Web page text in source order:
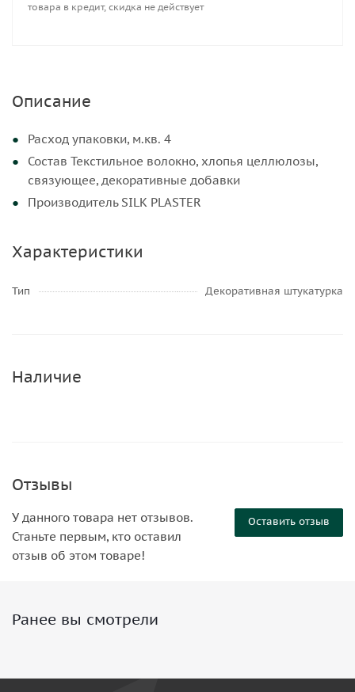
товара в кредит, скидка не действует
Описание
Расход упаковки, м.кв. 4
Состав Текстильное волокно, хлопья целлюлозы,
связующее, декоративные добавки
Производитель SILK PLASTER
Характеристики
Тип Декоративная штукатурка
Наличие
Отзывы
Оставить отзыв
У данного товара нет отзывов.
Станьте первым, кто оставил
отзыв об этом товаре!
Ранее вы смотрели